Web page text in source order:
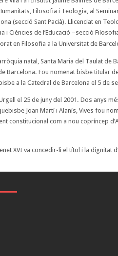
Filosofia i Teologia, al
(secció Sant Pacià). Llicenciat en
i Ciències de l’Educació –secció
en Filosofia a la Universitat de
natal, Santa Maria del Taulat de
Barcelona. Fou nomenat bisbe titular
a la Catedral de Barcelona el 5 de
el 25 de juny del 2001. Dos anys
Joan Martí i Alanís, Vives fou
constitucional com a nou copríncep
XVI va concedir-li el títol i la dignitat